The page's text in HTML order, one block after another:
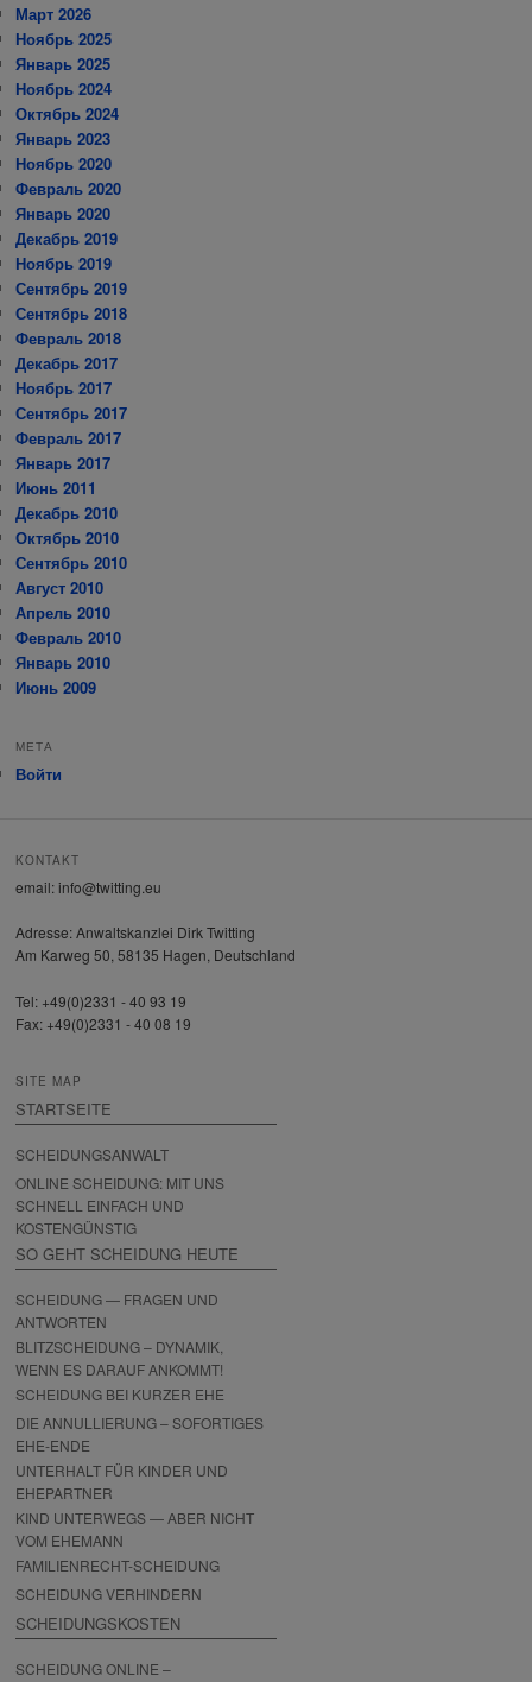
Март 2026
Ноябрь 2025
Январь 2025
Ноябрь 2024
Октябрь 2024
Январь 2023
Ноябрь 2020
Февраль 2020
Январь 2020
Декабрь 2019
Ноябрь 2019
Сентябрь 2019
Сентябрь 2018
Февраль 2018
Декабрь 2017
Ноябрь 2017
Сентябрь 2017
Февраль 2017
Январь 2017
Июнь 2011
Декабрь 2010
Октябрь 2010
Сентябрь 2010
Август 2010
Апрель 2010
Февраль 2010
Январь 2010
Июнь 2009
МЕТА
Войти
KONTAKT
email: info@twitting.eu
Adresse: Anwaltskanzlei Dirk Twitting
Am Karweg 50, 58135 Hagen, Deutschland
Tel: +49(0)2331 - 40 93 19
Fax: +49(0)2331 - 40 08 19
SITE MAP
STARTSEITE
SCHEIDUNGSANWALT
ONLINE SCHEIDUNG: MIT UNS
SCHNELL EINFACH UND
KOSTENGÜNSTIG
SO GEHT SCHEIDUNG HEUTE
SCHEIDUNG — FRAGEN UND
ANTWORTEN
BLITZSCHEIDUNG – DYNAMIK,
WENN ES DARAUF ANKOMMT!
SCHEIDUNG BEI KURZER EHE
DIE ANNULLIERUNG – SOFORTIGES
EHE-ENDE
UNTERHALT FÜR KINDER UND
EHEPARTNER
KIND UNTERWEGS — ABER NICHT
VOM EHEMANN
FAMILIENRECHT-SCHEIDUNG
SCHEIDUNG VERHINDERN
SCHEIDUNGSKOSTEN
SCHEIDUNG ONLINE –